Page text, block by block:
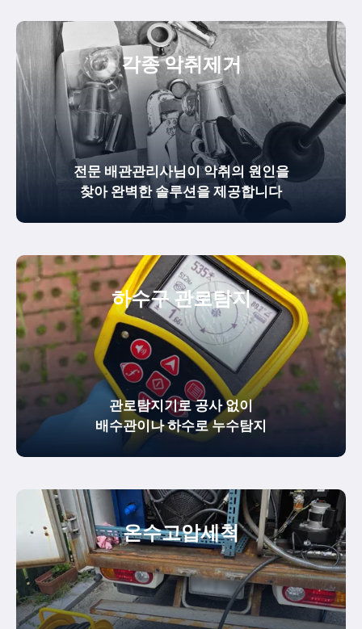
각종 악취제거
전문 배관관리사님이 악취의 원인을
찾아 완벽한 솔루션을 제공합니다
하수구 관로탐지
관로탐지기로 공사 없이
배수관이나 하수로 누수탐지
온수고압세척